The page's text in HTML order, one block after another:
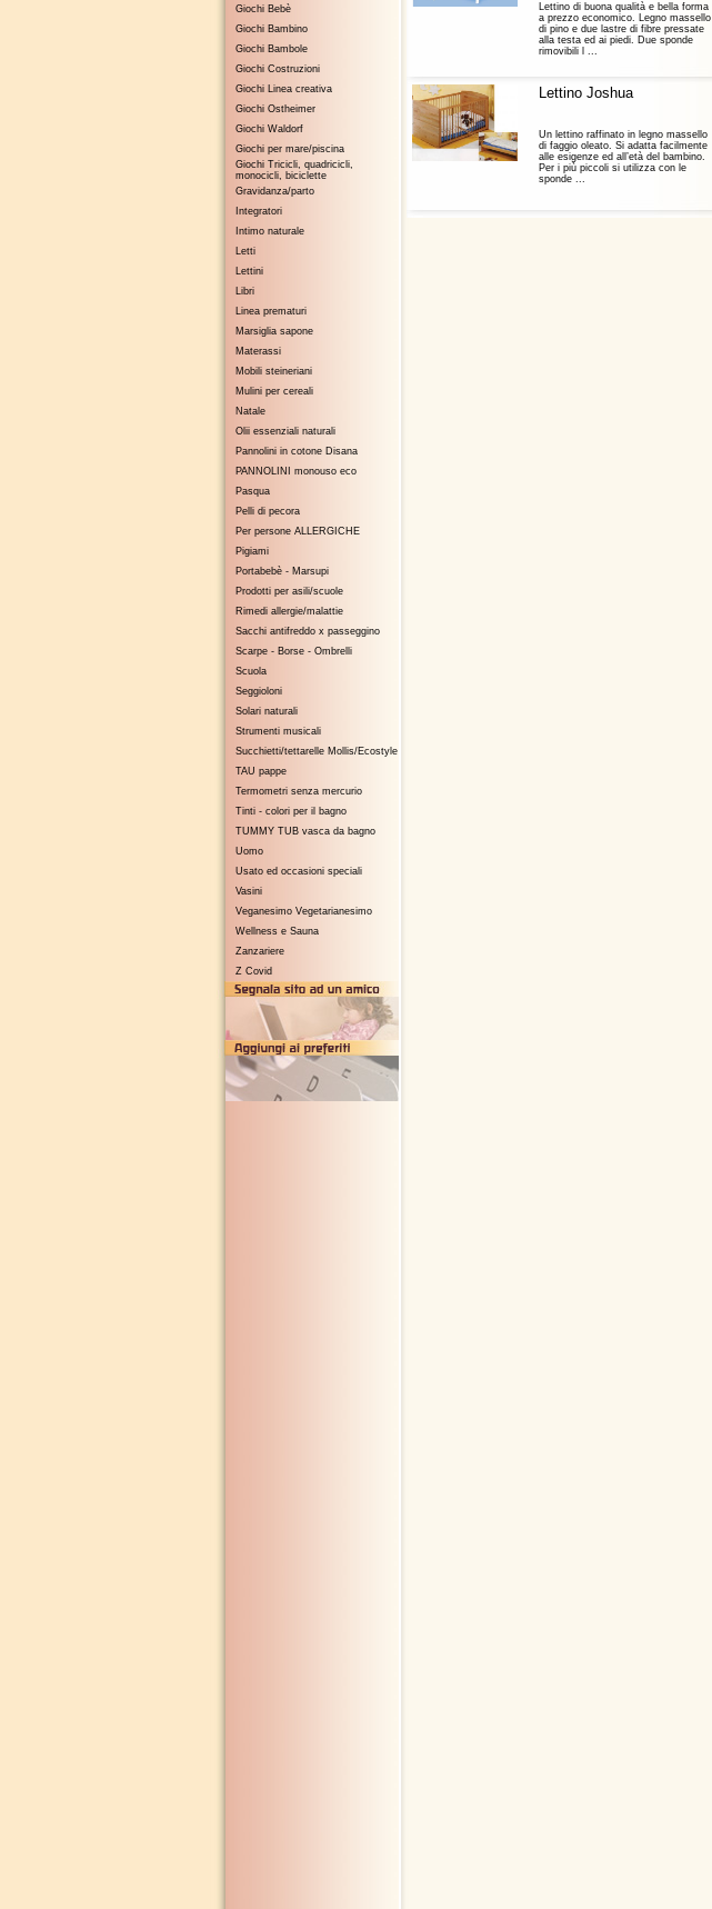
Giochi Bebè
Giochi Bambino
Giochi Bambole
Giochi Costruzioni
Giochi Linea creativa
Giochi Ostheimer
Giochi Waldorf
Giochi per mare/piscina
Giochi Tricicli, quadricicli,
monocicli, biciclette
Gravidanza/parto
Integratori
Intimo naturale
Letti
Lettini
Libri
Linea prematuri
Marsiglia sapone
Materassi
Mobili steineriani
Mulini per cereali
Natale
Olii essenziali naturali
Pannolini in cotone Disana
PANNOLINI monouso eco
Pasqua
Pelli di pecora
Per persone ALLERGICHE
Pigiami
Portabebè - Marsupi
Prodotti per asili/scuole
Rimedi allergie/malattie
Sacchi antifreddo x passeggino
Scarpe - Borse - Ombrelli
Scuola
Seggioloni
Solari naturali
Strumenti musicali
Succhietti/tettarelle Mollis/Ecostyle
TAU pappe
Termometri senza mercurio
Tinti - colori per il bagno
TUMMY TUB vasca da bagno
Uomo
Usato ed occasioni speciali
Vasini
Veganesimo Vegetarianesimo
Wellness e Sauna
Zanzariere
Z Covid
Lettino di buona qualità e bella forma
a prezzo economico. Legno massello
di pino e due lastre di fibre pressate
alla testa ed ai piedi. Due sponde
rimovibili l ...
Lettino Joshua
Un lettino raffinato in legno massello
di faggio oleato. Si adatta facilmente
alle esigenze ed all’età del bambino.
Per i più piccoli si utilizza con le
sponde ...